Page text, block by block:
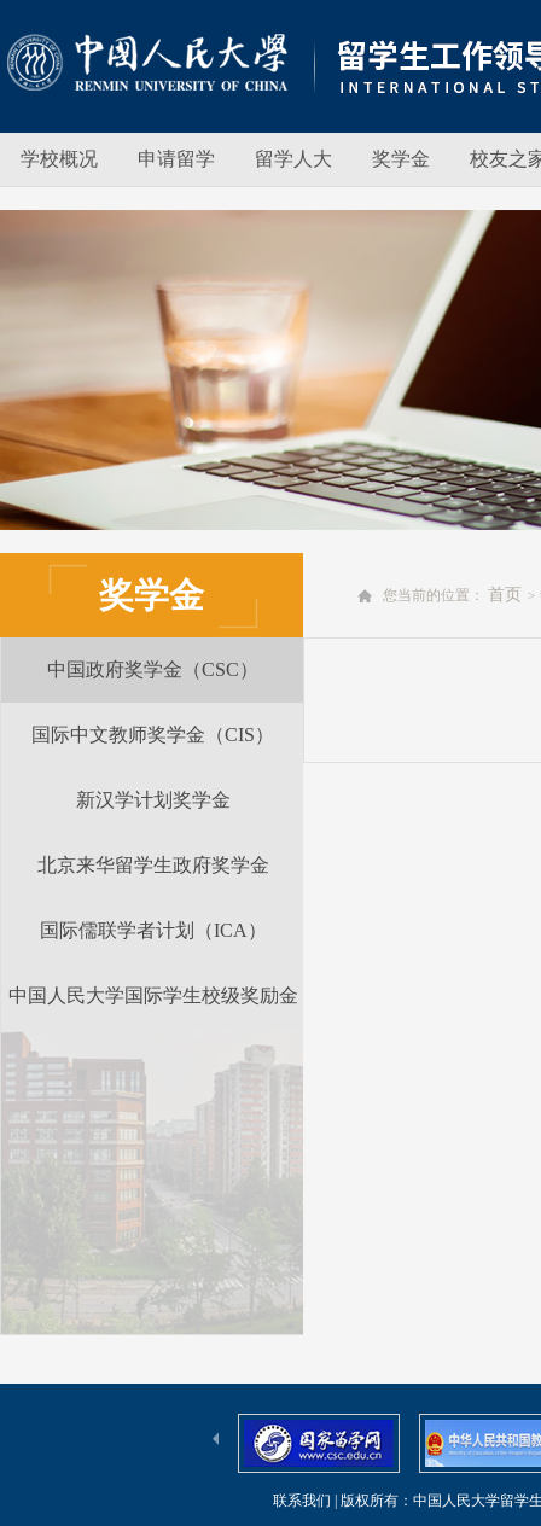
学校概况 申请留学 留学人大 奖学金 校友之
奖学金
中国政府奖学金（CSC）
国际中文教师奖学金（CIS）
新汉学计划奖学金
北京来华留学生政府奖学金
国际儒联学者计划（ICA）
中国人民大学国际学生校级奖励金
您当前的位置： 首页 >
联系我们 | 版权所有：中国人民大学留学